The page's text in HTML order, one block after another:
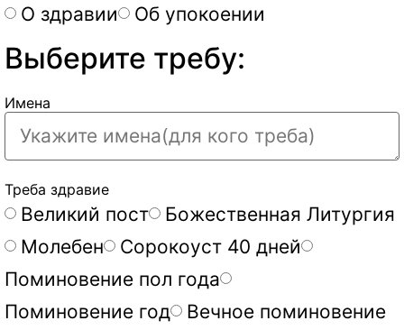
О здравии Об упокоении
Выберите требу:
Имена
Треба здравие
Великий пост
Божественная Литургия
Молебен
Сорокоуст 40 дней
Поминовение пол года
Поминовение год
Вечное поминовение